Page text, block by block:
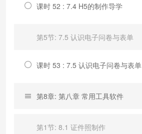
课时 52 : 7.4 H5的制作导学
第5节: 7.5 认识电子问卷与表单
课时 53 : 7.5 认识电子问卷与表单
第8章: 第八章 常用工具软件
第1节: 8.1 证件照制作